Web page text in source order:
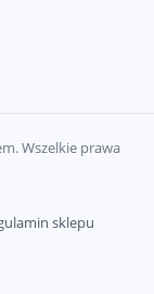
Wszelkie prawa
sklepu